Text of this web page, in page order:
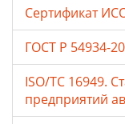
Сертификат
ГОСТ Р 54934-
ISO/TC 16949.
предприятий